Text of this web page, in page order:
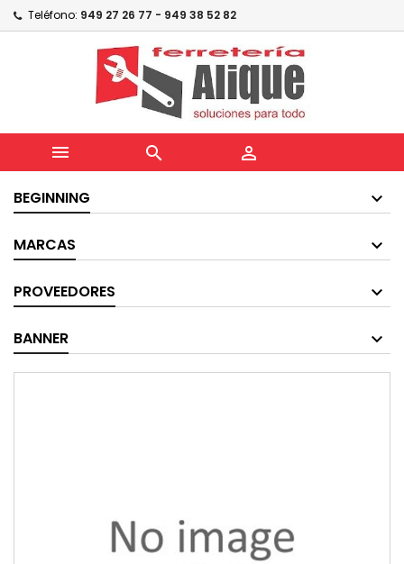
Teléfono: 949 27 26 77 - 949 38 52 82
  
BEGINNING
MARCAS
PROVEEDORES
BANNER